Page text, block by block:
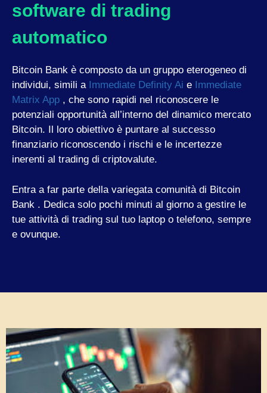
software di trading
automatico
Bitcoin Bank è composto da un gruppo eterogeneo di
individui, simili a Immediate Definity Ai e Immediate
Matrix App , che sono rapidi nel riconoscere le
potenziali opportunità all’interno del dinamico mercato
Bitcoin. Il loro obiettivo è puntare al successo
finanziario riconoscendo i rischi e le incertezze
inerenti al trading di criptovalute.
Entra a far parte della variegata comunità di Bitcoin
Bank . Dedica solo pochi minuti al giorno a gestire le
tue attività di trading sul tuo laptop o telefono, sempre
e ovunque.